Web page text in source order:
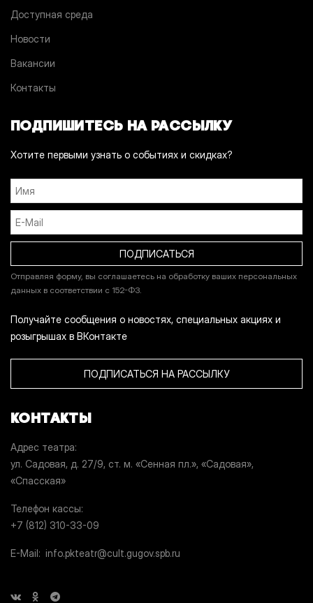
Доступная среда
Новости
Вакансии
Контакты
ПОДПИШИТЕСЬ НА РАССЫЛКУ
Хотите первыми узнать о событиях и скидках?
Отправляя форму, вы соглашаетесь на обработку ваших персональных
данных в соответствии с 152-ФЗ.
Получайте сообщения о новостях, специальных акциях и
розыгрышах в ВКонтакте
ПОДПИСАТЬСЯ НА РАССЫЛКУ
КОНТАКТЫ
Адрес театра
ул. Садовая, д. 27/9, ст. м. «Сенная пл.», «Садовая»,
«Спасская»
Телефон кассы
+7 (812) 310-33-09
E-Mail info.pkteatr@cult.gugov.spb.ru